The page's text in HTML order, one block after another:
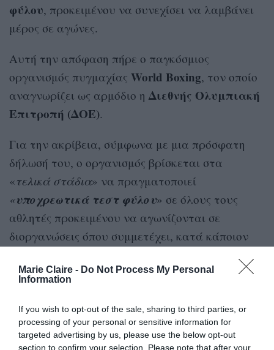
Marie Claire - Do Not Process My Personal
Information
If you wish to opt-out of the sale, sharing to third parties, or
processing of your personal or sensitive information for
targeted advertising by us, please use the below opt-out
section to confirm your selection. Please note that after your
φύλου, προκειμένου να συνεχίσει να λαμβάνει
μέρος σε αγώνες.
Αυτή την απόφαση πήρε ο παγκόσμιος
οργανισμός πυγμαχίας World Boxing, τον οποίο
αναγνωρίζει ως αρμόδιο η Διεθνής Ολυμπιακή
Επιτροπή (ΔΟΕ).
Για την ακρίβεια, σύμφωνα με μια πρόσφατη
δήλωσή του, ο οργανισμός βρίσκεται στα
«τελικά στάδια» να πραγματοποιεί
«υποχρεωτικά τεστ φύλου» σε όλους τους
αθλητές προκειμένου να αγωνίζονται σε
διοργανώσεις όπου συμμετέχει, κατά κάποιον
Σύμφωνα με μια πρόσφατη δήλωσή
του, ο οργανισμός βρίσκεται στα